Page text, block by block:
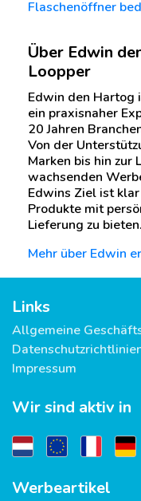
Flaschenöffner
Über Edwin
Loopper
Edwin den Hartog
ein praxisnaher
20 Jahren
Von der
Marken bis hin zur
wachsenden
Edwins Ziel ist
Produkte mit
Lieferung zu bieten.
Mehr über Edwin
Links
Allgemeine
Impressum
Wir sind aktiv in
Werbeartikel